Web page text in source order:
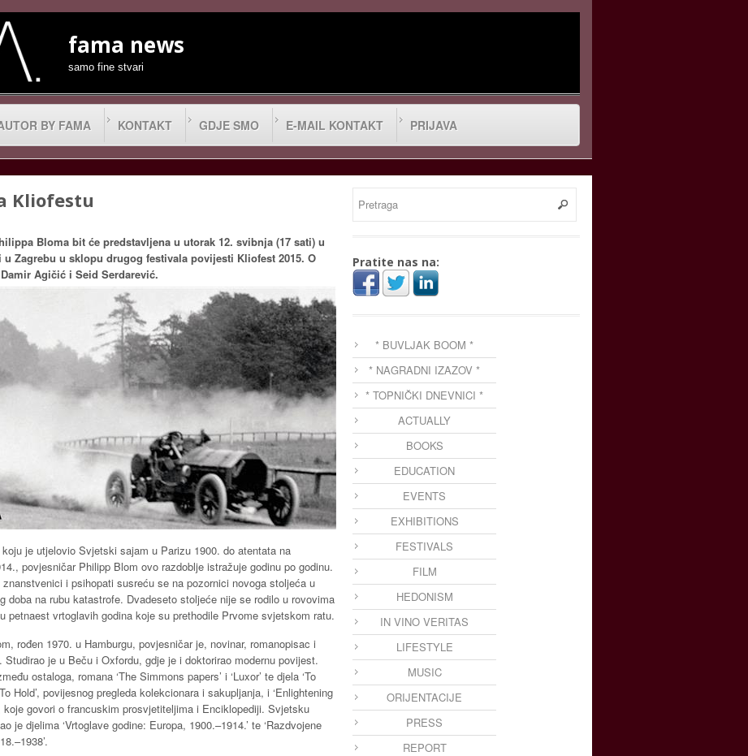
fama news
samo fine stvari
BY FAMA KONTAKT GDJE SMO E-MAIL KONTAKT PRIJAVA
Kliofestu
Bloma bit će predstavljena u utorak 12. svibnja (17 sati) u
Zagrebu u sklopu drugog festivala povijesti Kliofest 2015. O
Agičić i Seid Serdarević.
je utjelovio Svjetski sajam u Parizu 1900. do atentata na
povjesničar Philipp Blom ovo razdoblje istražuje godinu po godinu.
i psihopati susreću se na pozornici novoga stoljeća u
doba na rubu katastrofe. Dvadeseto stoljeće nije se rodilo u rovovima
petnaest vrtoglavih godina koje su prethodile Prvome svjetskom ratu.
rođen 1970. u Hamburgu, povjesničar je, novinar, romanopisac i
Studirao je u Beču i Oxfordu, gdje je i doktorirao modernu povijest.
ostaloga, romana ‘The Simmons papers’ i ‘Luxor’ te djela ‘To
Hold’, povijesnog pregleda kolekcionara i sakupljanja, i ‘Enlightening
koje govori o francuskim prosvjetiteljima i Enciklopediji. Svjetsku
je djelima ‘Vrtoglave godine: Europa, 1900.–1914.’ te ‘Razdvojene
Pratite nas na:
* BUVLJAK BOOM *
* NAGRADNI IZAZOV *
* TOPNIČKI DNEVNICI *
ACTUALLY
BOOKS
EDUCATION
EVENTS
EXHIBITIONS
FESTIVALS
FILM
HEDONISM
IN VINO VERITAS
LIFESTYLE
MUSIC
ORIJENTACIJE
PRESS
REPORT